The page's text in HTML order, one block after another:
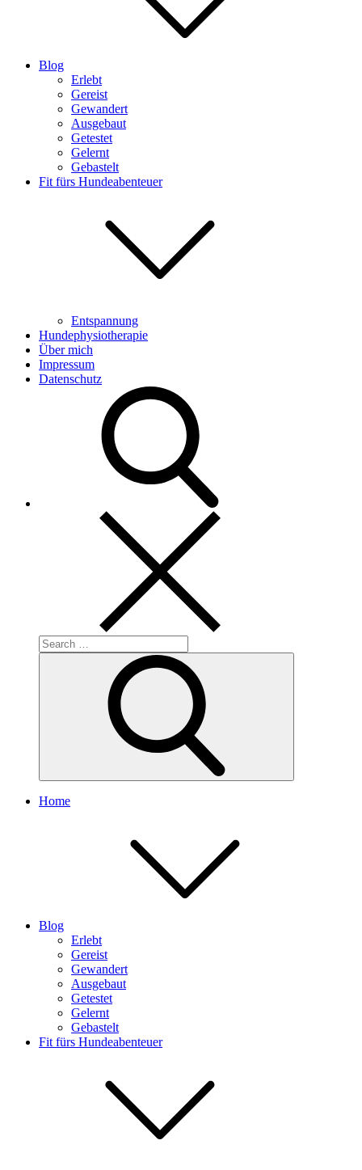
Blog
Erlebt
Gereist
Gewandert
Ausgebaut
Getestet
Gelernt
Gebastelt
Fit fürs Hundeabenteuer
Entspannung
Hundephysiotherapie
Über mich
Impressum
Datenschutz
Search
for:
Home
Blog
Erlebt
Gereist
Gewandert
Ausgebaut
Getestet
Gelernt
Gebastelt
Fit fürs Hundeabenteuer